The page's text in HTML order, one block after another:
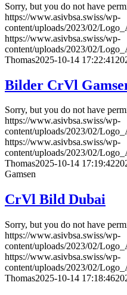
Sorry, but you do not have
https://www.asivbsa.swiss/wp-
content/uploads/2023/02/
https://www.asivbsa.swiss/wp-
content/uploads/2023/02/
Thomas2025-10-14 17:22:41
Bilder CrVl
Sorry, but you do not have
https://www.asivbsa.swiss/wp-
content/uploads/2023/02/
https://www.asivbsa.swiss/wp-
content/uploads/2023/02/
Thomas2025-10-14 17:19:42
Gamsen
CrVl Bild Dubai
Sorry, but you do not have
https://www.asivbsa.swiss/wp-
content/uploads/2023/02/
https://www.asivbsa.swiss/wp-
content/uploads/2023/02/
Thomas2025-10-14 17:18:46